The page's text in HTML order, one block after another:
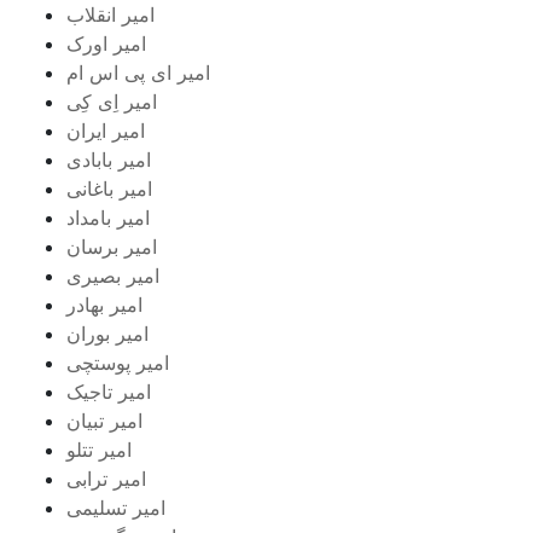
امیر انقلاب
امیر اورک
امیر ای پی اس ام
امیر اِی کِی
امیر ایران
امیر بابادی
امیر باغانی
امیر بامداد
امیر برسان
امیر بصیری
امیر بهادر
امیر بوران
امیر پوستچی
امیر تاجیک
امیر تبیان
امیر تتلو
امیر ترابی
امیر تسلیمی